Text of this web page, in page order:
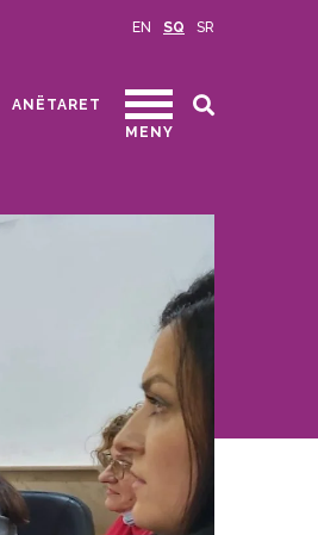
EN SQ SR
ANËTARET
MENY